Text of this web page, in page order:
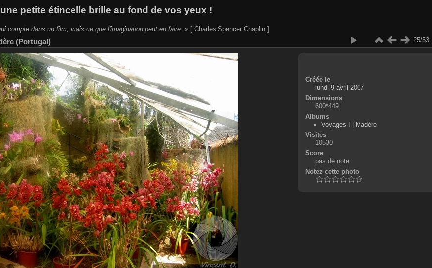
petite étincelle brille au fond de vos yeux !
compte dans un film, mais ce que l'imagination peut en faire. »[ Charles Spencer Chaplin ]
(Portugal) 25/53
Créée le
lundi 9 avril 2007
Dimensions
600*449
Albums
Voyages !
Madère
Visites
10530
Score
pas de note
Notez cette photo